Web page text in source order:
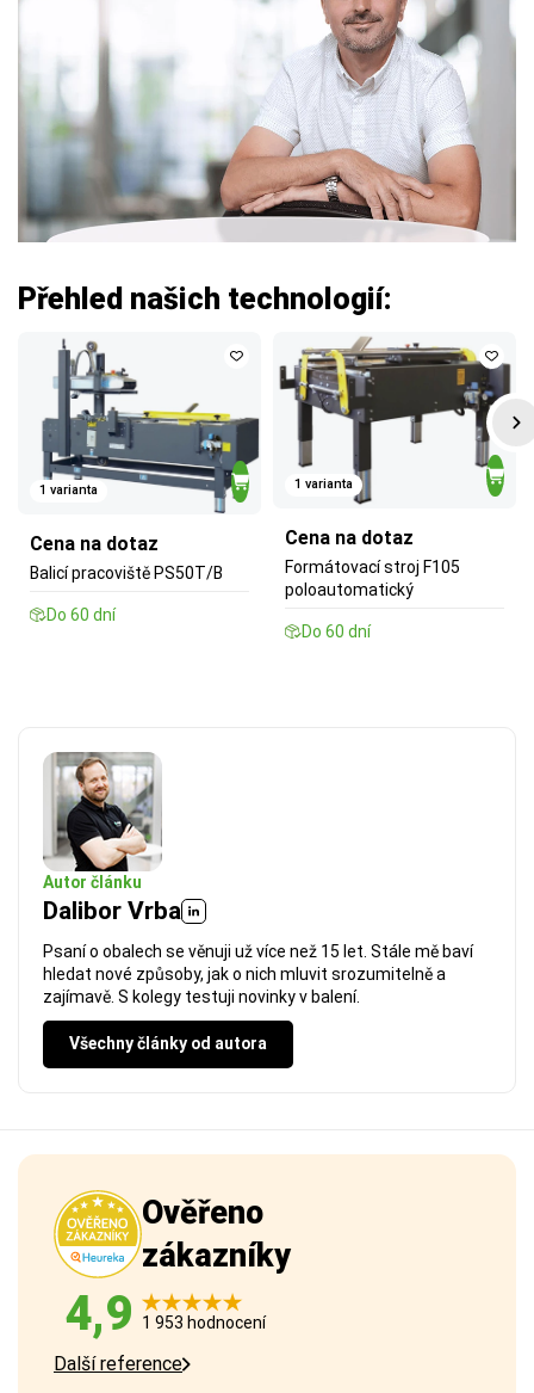
Přehled našich technologií:
1 varianta
Cena na dotaz
Balicí pracoviště PS50T/B
Do 60 dní
1 varianta
Cena na dotaz
Formátovací stroj F105
poloautomatický
Do 60 dní
Autor článku
Dalibor Vrba
Psaní o obalech se věnuji už více než 15 let. Stále mě baví
hledat nové způsoby, jak o nich mluvit srozumitelně a
zajímavě. S kolegy testuji novinky v balení.
Všechny články od autora
Ověřeno
zákazníky
4,9 1 953 hodnocení
Další reference